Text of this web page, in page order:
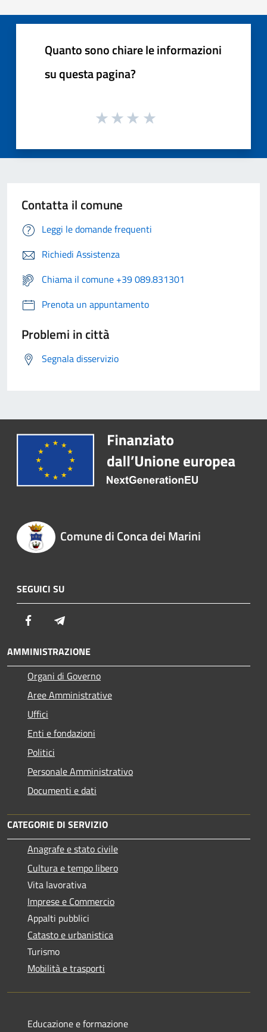
Quanto sono chiare le informazioni
su questa pagina?
Contatta il comune
Leggi le domande frequenti
Richiedi Assistenza
Chiama il comune +39 089.831301
Prenota un appuntamento
Problemi in città
Segnala disservizio
Comune di Conca dei Marini
SEGUICI SU
Facebook
AMMINISTRAZIONE
Organi di Governo
Aree Amministrative
Uffici
Enti e fondazioni
Politici
Personale Amministrativo
Documenti e dati
CATEGORIE DI SERVIZIO
Anagrafe e stato civile
Cultura e tempo libero
Vita lavorativa
Imprese e Commercio
Appalti pubblici
Catasto e urbanistica
Turismo
Mobilità e trasporti
Educazione e formazione